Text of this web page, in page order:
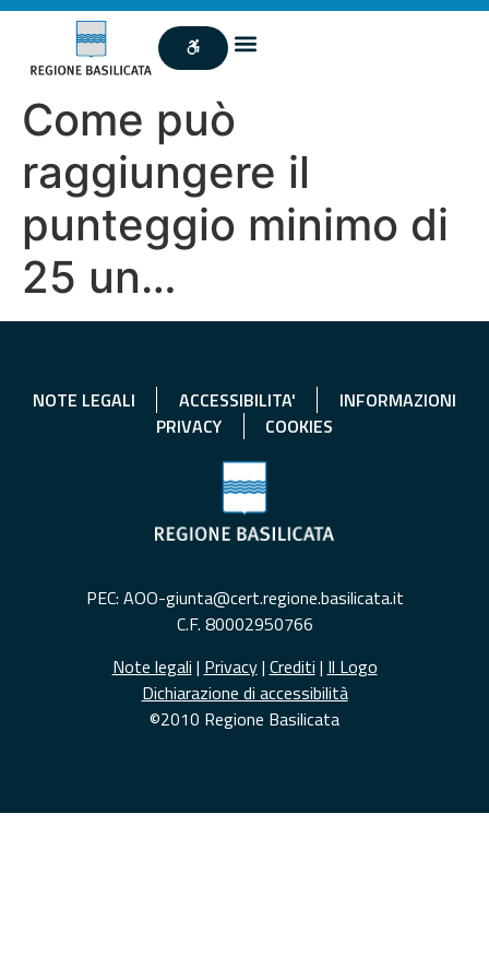
Come può
raggiungere il
punteggio minimo di
25 un…
NOTE LEGALI ACCESSIBILITA'
INFORMAZIONI
PRIVACY
COOKIES
PEC: AOO-giunta@cert.regione.basilicata.it
C.F. 80002950766
Note legali | Privacy| Crediti | Il Logo
Dichiarazione di accessibilità
©2010 Regione Basilicata